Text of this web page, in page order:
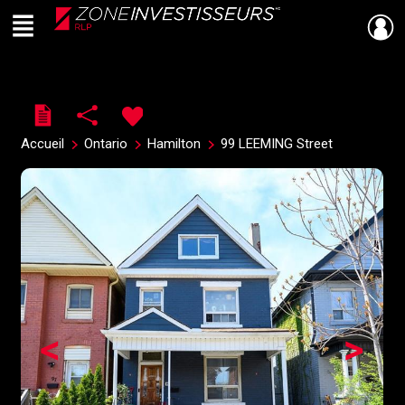
Live
En Direct
Menu
Accueil Ontario Hamilton 99 LEEMING Street
>
<